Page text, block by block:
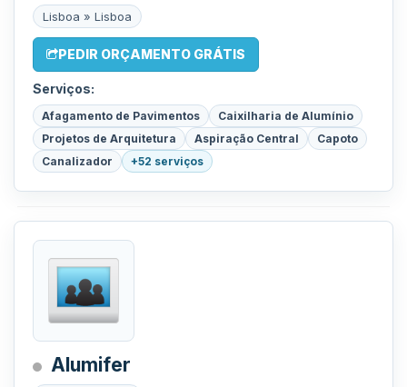
Lisboa » Lisboa
PEDIR ORÇAMENTO GRÁTIS
Serviços:
Afagamento de Pavimentos
Caixilharia de Alumínio
Projetos de Arquitetura
Aspiração Central
Capoto
Canalizador
+52 serviços
Alumifer